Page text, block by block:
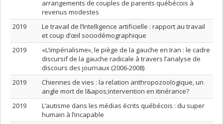
arrangements de couples de parents québécois à
revenus modestes
2019
Le travail de l’Intelligence artificielle : rapport au travail
et coup d’œil sociodémographique
2019
«L’impérialisme», le piège de la gauche en Iran : le cadre
discursif de la gauche radicale à travers l’analyse de
discours des journaux (2006-2008)
2019
Chiennes de vies : la relation anthropozoologique, un
angle mort de l&apos;intervention en itinérance?
2019
L’autisme dans les médias écrits québécois : du super
humain à l’incapable